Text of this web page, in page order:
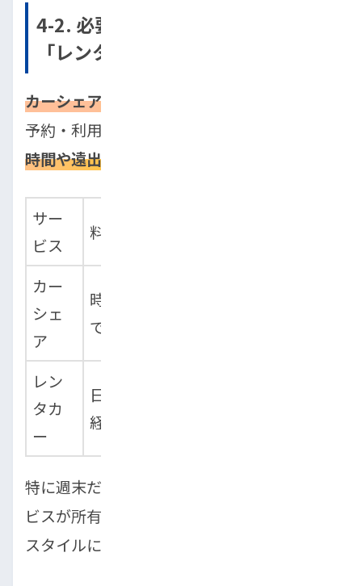
4-2. 必要な時だけ！「カーシェア」
「レンタカー」の賢い使い分け
カーシェアは短時間の利用に便利
予約・利用できます。一方、
時間や遠出の際に経済的
サー
ビス
料金
カー
シェ
ア
時間単位
で安価
レン
タカ
ー
日単位で
経済的
特に週末だけ車を使う人には、これらのサー
ビスが所有よりも経済的です。自分のライフ
スタイルに合った使い方を選びましょう。